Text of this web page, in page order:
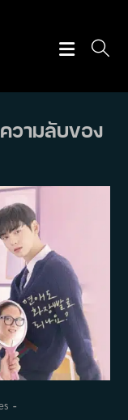
วามลับของ